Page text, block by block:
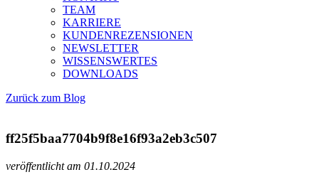
TEAM
KARRIERE
KUNDENREZENSIONEN
NEWSLETTER
WISSENSWERTES
DOWNLOADS
Zurück zum Blog
ff25f5baa7704b9f8e16f93a2eb3c507
veröffentlicht am 01.10.2024